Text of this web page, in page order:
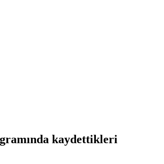
kaydettikleri